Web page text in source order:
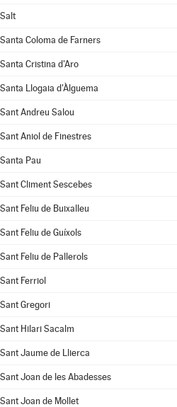
Salt
Santa Coloma de Farners
Santa Cristina d'Aro
Santa Llogaia d'Àlguema
Sant Andreu Salou
Sant Aniol de Finestres
Santa Pau
Sant Climent Sescebes
Sant Feliu de Buixalleu
Sant Feliu de Guíxols
Sant Feliu de Pallerols
Sant Ferriol
Sant Gregori
Sant Hilari Sacalm
Sant Jaume de Llierca
Sant Joan de les Abadesses
Sant Joan de Mollet